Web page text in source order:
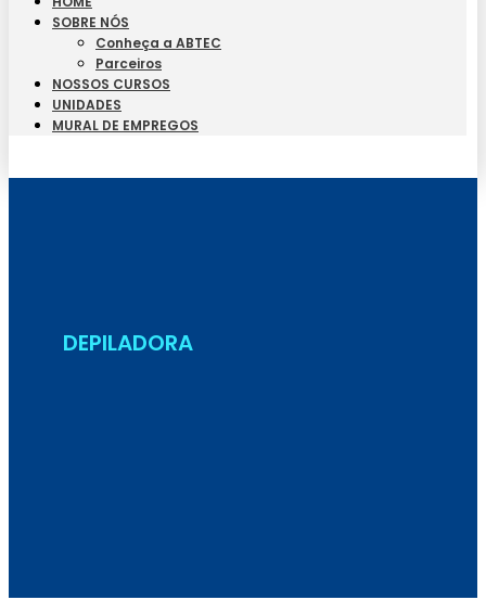
SOBRE NÓS
Conheça a ABTEC
Parceiros
NOSSOS CURSOS
UNIDADES
MURAL DE EMPREGOS
DEPILADORA